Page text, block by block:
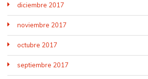
diciembre 2017
noviembre 2017
octubre 2017
septiembre 2017